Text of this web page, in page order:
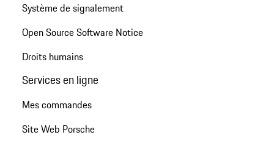
Système de signalement
Open Source Software Notice
Droits humains
Services en ligne
Mes commandes
Site Web Porsche